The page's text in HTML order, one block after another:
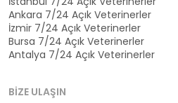
Ankara 7/24 Açık Veterinerler
İzmir 7/24 Açık Veterinerler
Bursa 7/24 Açık Veterinerler
Antalya 7/24 Açık Veterinerler
BIZE ULAŞIN